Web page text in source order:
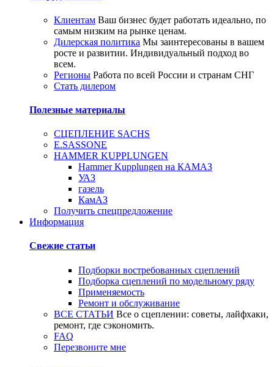
Клиентам Ваш бизнес будет работать идеально, по
самым низким на рынке ценам.
Дилерская политика Мы заинтересованы в вашем
росте и развитии. Индивидуальный подход во
всем.
Регионы Работа по всей России и странам СНГ
Стать дилером
Полезные материалы
СЦЕПЛЕНИЕ SACHS
E.SASSONE
HAMMER KUPPLUNGEN
Hammer Kupplungen на КАМАЗ
УАЗ
газель
КамАЗ
Получить спецпредложение
Информация
Свежие статьи
Подборки востребованных сцеплений
Подборка сцеплений по модельному ряду
Применяемость
Ремонт и обслуживание
ВСЕ СТАТЬИ Все о сцеплении: советы, лайфхаки,
ремонт, где сэкономить.
FAQ
Перезвоните мне